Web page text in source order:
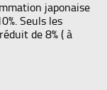
japonaise
Seuls les
de 8% ( à